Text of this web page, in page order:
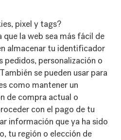
pixel y tags?
la web sea más fácil de
almacenar tu identificador
pedidos, personalización o
se pueden usar para
como mantener un
de compra actual o
con el pago de tu
información que ya ha sido
tu región o elección de